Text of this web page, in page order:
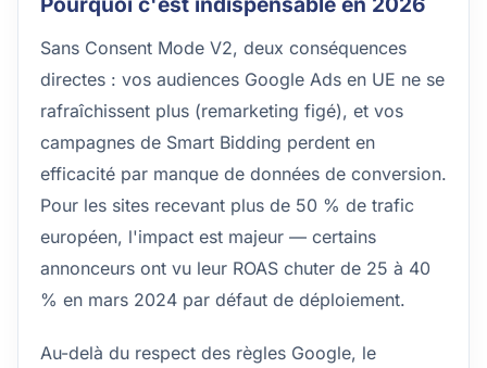
Sans Consent Mode V2, deux conséquences
directes : vos audiences Google Ads en UE ne se
rafraîchissent plus (remarketing figé), et vos
campagnes de Smart Bidding perdent en
efficacité par manque de données de conversion.
Pour les sites recevant plus de 50 % de trafic
européen, l'impact est majeur — certains
annonceurs ont vu leur ROAS chuter de 25 à 40
% en mars 2024 par défaut de déploiement.
Au-delà du respect des règles Google, le